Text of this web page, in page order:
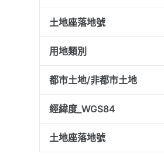
土地座落地號
用地類別
都市土地/非都市土地
經緯度_WGS84
土地座落地號